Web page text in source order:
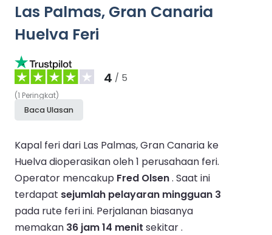
Las Palmas, Gran Canaria
Huelva Feri
4 / 5
(1 Peringkat)
Baca Ulasan
Kapal feri dari Las Palmas, Gran Canaria ke
Huelva dioperasikan oleh 1 perusahaan feri.
Operator mencakup Fred Olsen. Saat ini
terdapat sejumlah pelayaran mingguan 3
pada rute feri ini. Perjalanan biasanya
memakan 36 jam 14 menit sekitar .